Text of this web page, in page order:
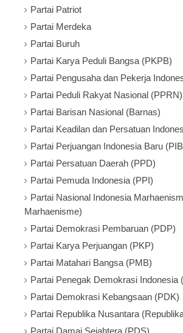
Partai Patriot
Partai Merdeka
Partai Buruh
Partai Karya Peduli Bangsa (PKPB)
Partai Pengusaha dan Pekerja
Partai Peduli Rakyat Nasional (PPRN)
Partai Barisan Nasional (Barnas)
Partai Keadilan dan Persatuan
Partai Perjuangan Indonesia Baru
Partai Persatuan Daerah (PPD)
Partai Pemuda Indonesia (PPI)
Partai Nasional Indonesia
Marhaenisme)
Partai Demokrasi Pembaruan (PDP)
Partai Karya Perjuangan (PKP)
Partai Matahari Bangsa (PMB)
Partai Penegak Demokrasi Indonesia
Partai Demokrasi Kebangsaan (PDK)
Partai Republika Nusantara
Partai Damai Sejahtera (PDS)